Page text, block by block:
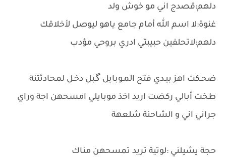
دلهم:قصدج اني مو خوش ولد
غنوة:لا اسم الله أمام جامع ياهو ليوصل لأخلاقك
دلهم:لاتحلفين حبيبتي ادري بروحي مؤدب
ضحـكت اهز بيـدي فتح المـوبايل گـبل دخـل لمحادثتنة
طخت أبالي ركضت اريد اخذ موبايلي امسحهن اجة وراي
جراني اني و الشاحنة شلعهة
حجة يشيلني :لوتية تريد تمسحهن مناك